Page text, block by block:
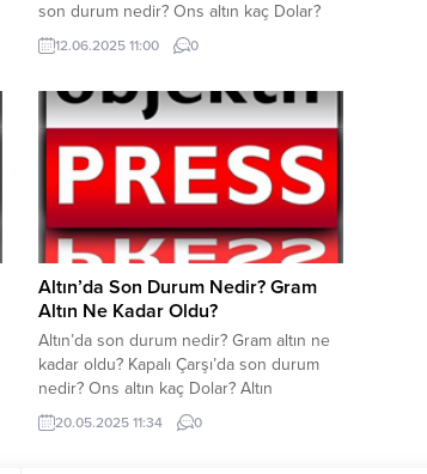
son durum nedir? Ons altın kaç Dolar?
Ortadoğu’daki gelişmeler, ABD-İRAN
gerilimi ile birlikte risklerin artmasıyla altın
10.58 itibariyle 4.239 TL’den işlem
görüyor. Ons altın ise 3.345 Dolar. Kapalı
Çarşı’da son durum nedir?...
12.06.2025 11:00 0
Altın’da Son Durum Nedir? Gram
Altın Ne Kadar Oldu?
Altın’da son durum nedir? Gram altın ne
kadar oldu? Kapalı Çarşı’da son durum
nedir? Ons altın kaç Dolar? Altın
fiyatlarında yatay seyir devam ediyor.
Gram altın bugün saat 11.30 itibariyle
20.05.2025 11:34 0